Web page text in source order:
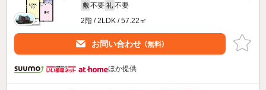
敷 不要 礼 不要
2階 / 2LDK / 57.22㎡
お問い合わせ （無料）
ほか提供